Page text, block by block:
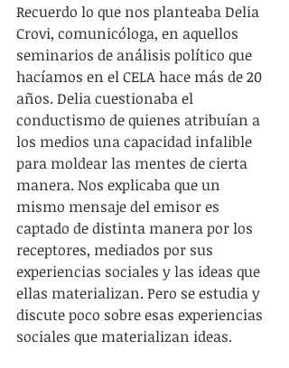
Recuerdo lo que nos planteaba Delia
Crovi, comunicóloga, en aquellos
seminarios de análisis político que
hacíamos en el CELA hace más de 20
años. Delia cuestionaba el
conductismo de quienes atribuían a
los medios una capacidad infalible
para moldear las mentes de cierta
manera. Nos explicaba que un
mismo mensaje del emisor es
captado de distinta manera por los
receptores, mediados por sus
experiencias sociales y las ideas que
ellas materializan. Pero se estudia y
discute poco sobre esas experiencias
sociales que materializan ideas.